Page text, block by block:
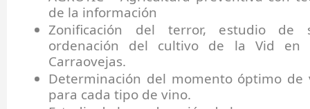
de la información
Zonificación del terror, estudio de
ordenación del cultivo de la Vid en
Carraovejas.
Determinación del momento óptimo de
para cada tipo de vino.